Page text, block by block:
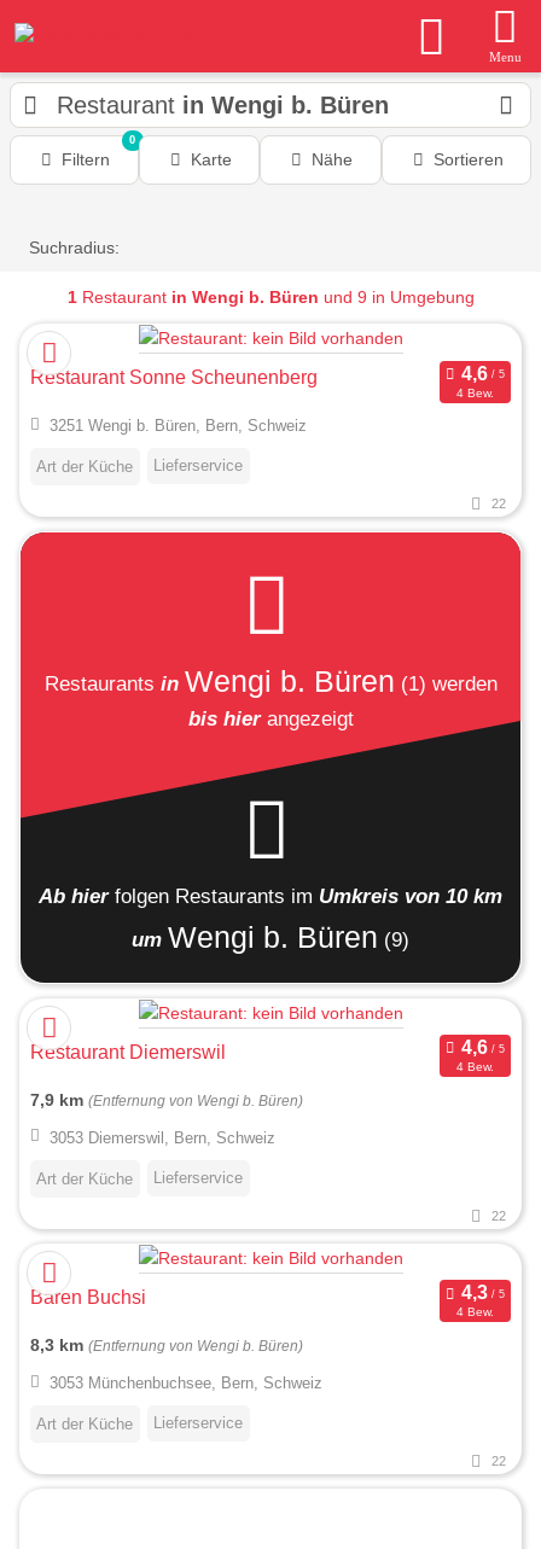
Menu
Restaurant in Wengi b. Büren
Filtern
0
Karte Nähe Sortieren
Suchradius:
1Restaurant in Wengi b. Büren und 9 in Umgebung
Restaurant Sonne Scheunenberg
4 Bew.
3251 Wengi b. Büren, Bern, Schweiz
Art der Küche Lieferservice
22
Restaurants in Wengi b. Büren (1) werden
bis hierangezeigt
Ab hier folgen Restaurants im Umkreis von 10 km
um Wengi b. Büren (9)
Restaurant Diemerswil
4 Bew.
7,9 km (Entfernung von Wengi b. Büren)
3053 Diemerswil, Bern, Schweiz
Art der Küche Lieferservice
22
Bären Buchsi
4 Bew.
8,3 km (Entfernung von Wengi b. Büren)
3053 Münchenbuchsee, Bern, Schweiz
Art der Küche Lieferservice
22